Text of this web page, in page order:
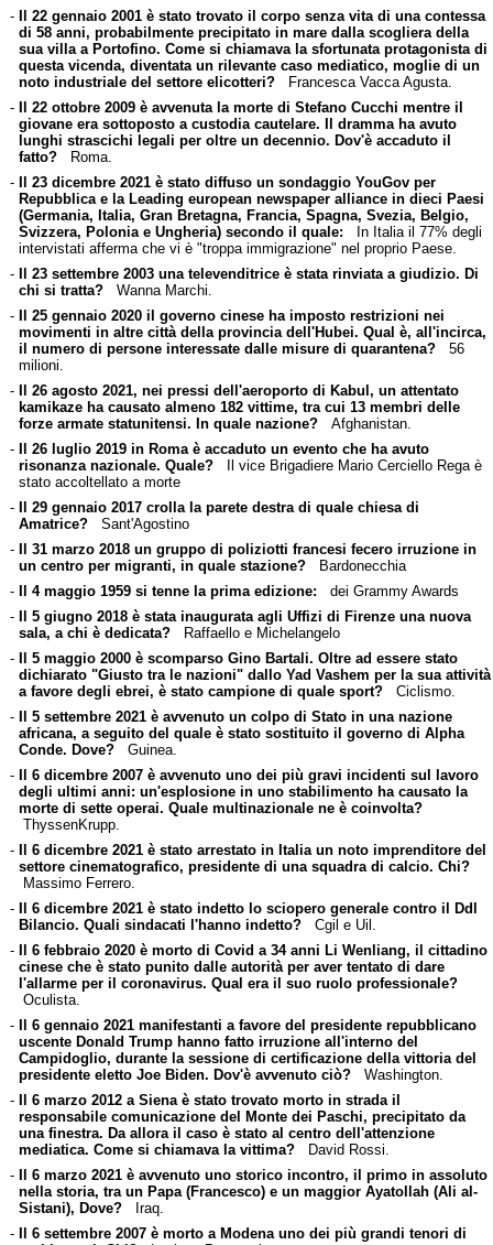
- Il 22 gennaio 2001 è stato trovato il corpo senza vita di una contessa
di 58 anni, probabilmente precipitato in mare dalla scogliera della
sua villa a Portofino. Come si chiamava la sfortunata protagonista di
questa vicenda, diventata un rilevante caso mediatico, moglie di un
noto industriale del settore elicotteri?Francesca Vacca Agusta.
- Il 22 ottobre 2009 è avvenuta la morte di Stefano Cucchi mentre il
giovane era sottoposto a custodia cautelare. Il dramma ha avuto
lunghi strascichi legali per oltre un decennio. Dov'è accaduto il
fatto?Roma.
- Il 23 dicembre 2021 è stato diffuso un sondaggio YouGov per
Repubblica e la Leading european newspaper alliance in dieci Paesi
(Germania, Italia, Gran Bretagna, Francia, Spagna, Svezia, Belgio,
Svizzera, Polonia e Ungheria) secondo il quale: In Italia il 77% degli
intervistati afferma che vi è "troppa immigrazione" nel proprio Paese.
- Il 23 settembre 2003 una televenditrice è stata rinviata a giudizio. Di
chi si tratta?Wanna Marchi.
- Il 25 gennaio 2020 il governo cinese ha imposto restrizioni nei
movimenti in altre città della provincia dell'Hubei. Qual è, all'incirca,
il numero di persone interessate dalle misure di quarantena?56
milioni.
- Il 26 agosto 2021, nei pressi dell'aeroporto di Kabul, un attentato
kamikaze ha causato almeno 182 vittime, tra cui 13 membri delle
forze armate statunitensi. In quale nazione?Afghanistan.
- Il 26 luglio 2019 in Roma è accaduto un evento che ha avuto
risonanza nazionale. Quale?Il vice Brigadiere Mario Cerciello Rega è
stato accoltellato a morte
- Il 29 gennaio 2017 crolla la parete destra di quale chiesa di
Amatrice?Sant'Agostino
- Il 31 marzo 2018 un gruppo di poliziotti francesi fecero irruzione in
un centro per migranti, in quale stazione?Bardonecchia
- Il 4 maggio 1959 si tenne la prima edizione: dei Grammy Awards
- Il 5 giugno 2018 è stata inaugurata agli Uffizi di Firenze una nuova
sala, a chi è dedicata?Raffaello e Michelangelo
- Il 5 maggio 2000 è scomparso Gino Bartali. Oltre ad essere stato
dichiarato "Giusto tra le nazioni" dallo Yad Vashem per la sua attività
a favore degli ebrei, è stato campione di quale sport?Ciclismo.
- Il 5 settembre 2021 è avvenuto un colpo di Stato in una nazione
africana, a seguito del quale è stato sostituito il governo di Alpha
Conde. Dove?Guinea.
- Il 6 dicembre 2007 è avvenuto uno dei più gravi incidenti sul lavoro
degli ultimi anni: un'esplosione in uno stabilimento ha causato la
morte di sette operai. Quale multinazionale ne è coinvolta?
ThyssenKrupp.
- Il 6 dicembre 2021 è stato arrestato in Italia un noto imprenditore del
settore cinematografico, presidente di una squadra di calcio. Chi?
Massimo Ferrero.
- Il 6 dicembre 2021 è stato indetto lo sciopero generale contro il Ddl
Bilancio. Quali sindacati l'hanno indetto?Cgil e Uil.
- Il 6 febbraio 2020 è morto di Covid a 34 anni Li Wenliang, il cittadino
cinese che è stato punito dalle autorità per aver tentato di dare
l'allarme per il coronavirus. Qual era il suo ruolo professionale?
Oculista.
- Il 6 gennaio 2021 manifestanti a favore del presidente repubblicano
uscente Donald Trump hanno fatto irruzione all'interno del
Campidoglio, durante la sessione di certificazione della vittoria del
presidente eletto Joe Biden. Dov'è avvenuto ciò?Washington.
- Il 6 marzo 2012 a Siena è stato trovato morto in strada il
responsabile comunicazione del Monte dei Paschi, precipitato da
una finestra. Da allora il caso è stato al centro dell'attenzione
mediatica. Come si chiamava la vittima?David Rossi.
- Il 6 marzo 2021 è avvenuto uno storico incontro, il primo in assoluto
nella storia, tra un Papa (Francesco) e un maggior Ayatollah (Ali al-
Sistani), Dove?Iraq.
- Il 6 settembre 2007 è morto a Modena uno dei più grandi tenori di